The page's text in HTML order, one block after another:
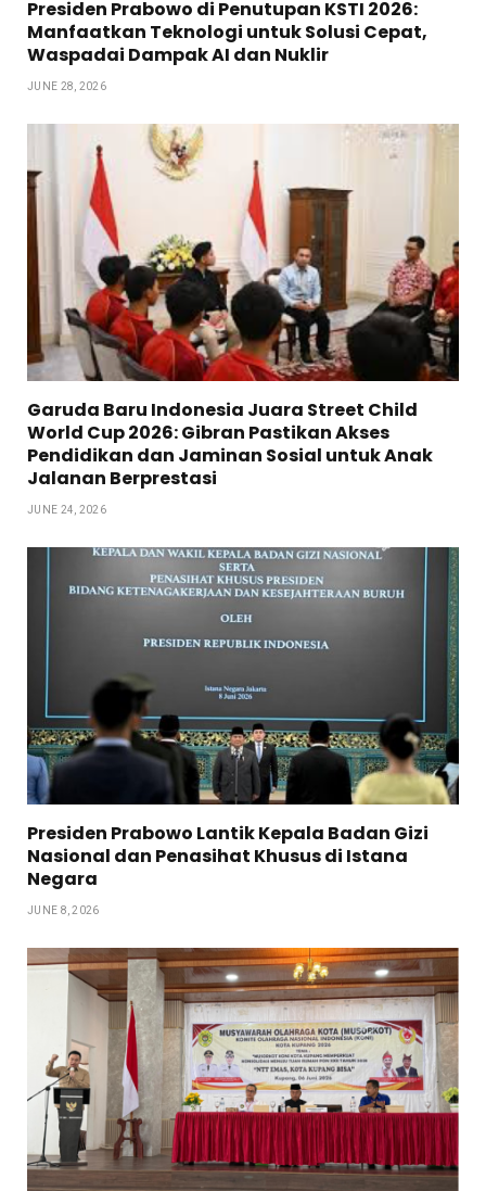
Presiden Prabowo di Penutupan KSTI 2026:
Manfaatkan Teknologi untuk Solusi Cepat,
Waspadai Dampak AI dan Nuklir
JUNE 28, 2026
Garuda Baru Indonesia Juara Street Child
World Cup 2026: Gibran Pastikan Akses
Pendidikan dan Jaminan Sosial untuk Anak
Jalanan Berprestasi
JUNE 24, 2026
Presiden Prabowo Lantik Kepala Badan Gizi
Nasional dan Penasihat Khusus di Istana
Negara
JUNE 8, 2026